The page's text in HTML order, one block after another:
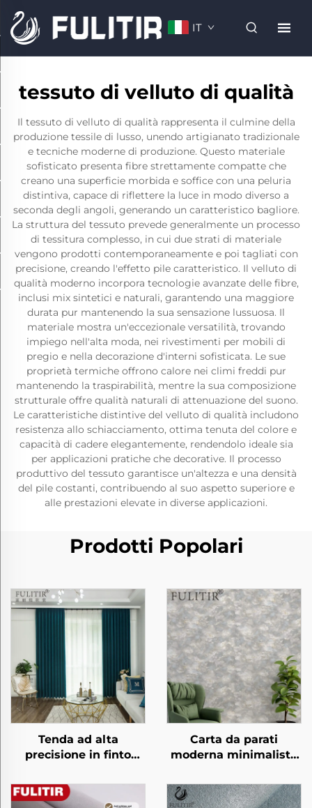
IT
tessuto di velluto di qualità
Il tessuto di velluto di qualità rappresenta il culmine della
produzione tessile di lusso, unendo artigianato tradizionale
e tecniche moderne di produzione. Questo materiale
sofisticato presenta fibre strettamente compatte che
creano una superficie morbida e soffice con una peluria
distintiva, capace di riflettere la luce in modo diverso a
seconda degli angoli, generando un caratteristico bagliore.
La struttura del tessuto prevede generalmente un processo
di tessitura complesso, in cui due strati di materiale
vengono prodotti contemporaneamente e poi tagliati con
precisione, creando l'effetto pile caratteristico. Il velluto di
qualità moderno incorpora tecnologie avanzate delle fibre,
inclusi mix sintetici e naturali, garantendo una maggiore
durata pur mantenendo la sua sensazione lussuosa. Il
materiale mostra un'eccezionale versatilità, trovando
impiego nell'alta moda, nei rivestimenti per mobili di
pregio e nella decorazione d'interni sofisticata. Le sue
proprietà termiche offrono calore nei climi freddi pur
mantenendo la traspirabilità, mentre la sua composizione
strutturale offre qualità naturali di attenuazione del suono.
Le caratteristiche distintive del velluto di qualità includono
resistenza allo schiacciamento, ottima tenuta del colore e
capacità di cadere elegantemente, rendendolo ideale sia
per applicazioni pratiche che decorative. Il processo
produttivo del tessuto garantisce un'altezza e una densità
del pile costanti, contribuendo al suo aspetto superiore e
alle prestazioni elevate in diverse applicazioni.
Prodotti Popolari
Tenda ad alta
precisione in finto
morbido e vellutato,
blocco totale della
Carta da parati
moderna minimalista
tridimensionale -
Rivestimento murale